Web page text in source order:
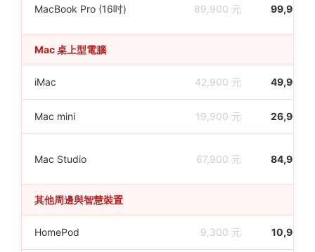
MacBook Pro (16吋) 89,900 元 99,900
Mac 桌上型電腦
iMac 42,900 元 49,900
Mac mini 19,900 元 26,900
Mac Studio 67,900 元 84,900
其他周邊與智慧裝置
HomePod 9,300 元 10,900